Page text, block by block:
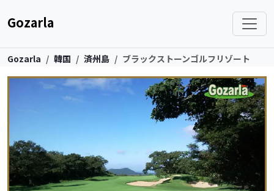
Gozarla
Gozarla 韓国 済州島 ブラックストーンゴルフリゾート